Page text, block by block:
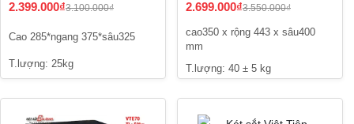
2.399.000₫3.100.000₫
Cao 285*ngang 375*sâu325
T.lượng: 25kg
2.699.000₫3.550.000₫
cao350 x rộng 443 x sâu400
mm
T.lượng: 40 ± 5 kg